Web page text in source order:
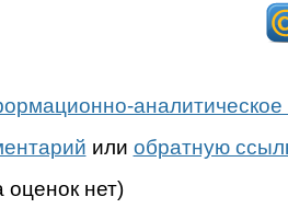
аналитическое
или обратную
нет)